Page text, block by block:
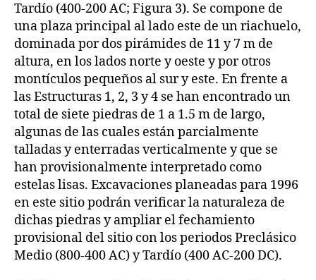
Tardío (400-200 AC; Figura 3). Se compone de
una plaza principal al lado este de un riachuelo,
dominada por dos pirámides de 11 y 7 m de
altura, en los lados norte y oeste y por otros
montículos pequeños al sur y este. En frente a
las Estructuras 1, 2, 3 y 4 se han encontrado un
total de siete piedras de 1 a 1.5 m de largo,
algunas de las cuales están parcialmente
talladas y enterradas verticalmente y que se
han provisionalmente interpretado como
estelas lisas. Excavaciones planeadas para 1996
en este sitio podrán verificar la naturaleza de
dichas piedras y ampliar el fechamiento
provisional del sitio con los periodos Preclásico
Medio (800-400 AC) y Tardío (400 AC-200 DC).